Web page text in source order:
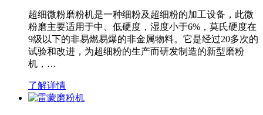
超细微粉磨粉机是一种细粉及超细粉的加工设备，此微
粉磨主要适用于中、低硬度，湿度小于6%，莫氏硬度在
9级以下的非易燃易爆的非金属物料。它是经过20多次的
试验和改进，为超细粉的生产而研发制造的新型磨粉
机，…
了解详情